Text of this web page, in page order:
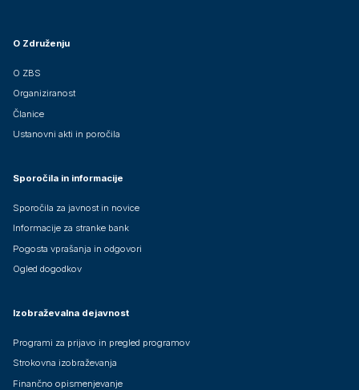
O Združenju
O ZBS
Organiziranost
Članice
Ustanovni akti in poročila
Sporočila in informacije
Sporočila za javnost in novice
Informacije za stranke bank
Pogosta vprašanja in odgovori
Ogled dogodkov
Izobraževalna dejavnost
Programi za prijavo in pregled programov
Strokovna izobraževanja
Finančno opismenjevanje